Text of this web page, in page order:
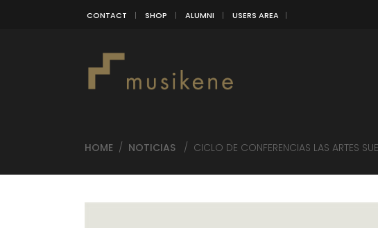
CONTACT SHOP ALUMNI USERS AREA
HOME / NOTICIAS / CICLO DE CONFERENCIAS LAS ARTES